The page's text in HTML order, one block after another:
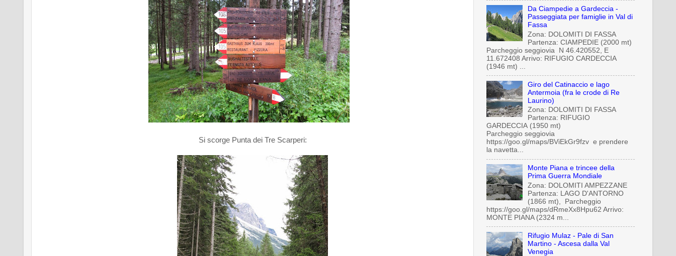
Si scorge Punta dei Tre Scarperi:
Da Ciampedie a Gardeccia -
Passeggiata per famiglie in Val di
Fassa
Zona: DOLOMITI DI FASSA
Partenza: CIAMPEDIE (2000 mt)
Parcheggio seggiovia N 46.420552, E
11.672408 Arrivo: RIFUGIO CARDECCIA
(1946 mt) ...
Giro del Catinaccio e lago
Antermoia (fra le crode di Re
Laurino)
Zona: DOLOMITI DI FASSA
Partenza: RIFUGIO
GARDECCIA (1950 mt)
Parcheggio seggiovia
https://goo.gl/maps/BViEkGr9fzv e prendere
la navetta...
Monte Piana e trincee della
Prima Guerra Mondiale
Zona: DOLOMITI AMPEZZANE
Partenza: LAGO D'ANTORNO
(1866 mt), Parcheggio
https://goo.gl/maps/dRmeXx8Hpu62 Arrivo:
MONTE PIANA (2324 m...
Rifugio Mulaz - Pale di San
Martino - Ascesa dalla Val
Venegia